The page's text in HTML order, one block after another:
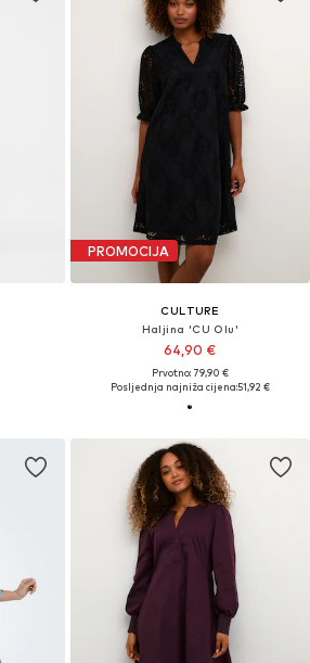
PROMOCIJA
CULTURE
Haljina 'CU Olu'
64,90 €
Prvotno: 79,90 €
Posljednja najniža cijena:51,92 €